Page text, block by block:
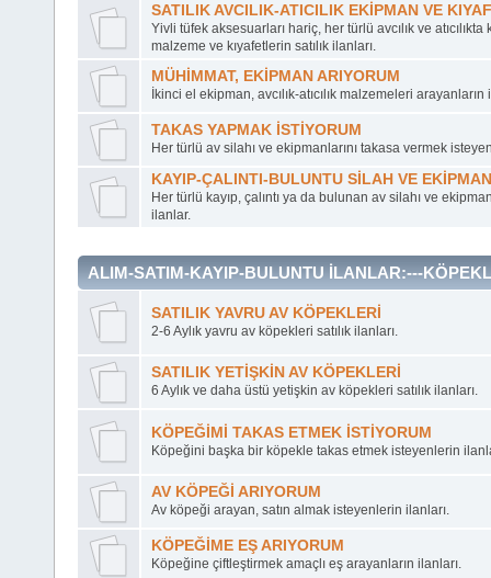
SATILIK AVCILIK-ATICILIK EKİPMAN VE
Yivli tüfek aksesuarları hariç, her türlü avcılık ve
malzeme ve kıyafetlerin satılık ilanları.
MÜHİMMAT, EKİPMAN ARIYORUM
İkinci el ekipman, avcılık-atıcılık malzemeleri arayanların
TAKAS YAPMAK İSTİYORUM
Her türlü av silahı ve ekipmanlarını takasa vermek
KAYIP-ÇALINTI-BULUNTU SİLAH VE
Her türlü kayıp, çalıntı ya da bulunan av silahı ve
ilanlar.
ALIM-SATIM-KAYIP-BULUNTU İLANLAR:---
SATILIK YAVRU AV KÖPEKLERİ
2-6 Aylık yavru av köpekleri satılık ilanları.
SATILIK YETİŞKİN AV KÖPEKLERİ
6 Aylık ve daha üstü yetişkin av köpekleri satılık ilanları.
KÖPEĞİMİ TAKAS ETMEK İSTİYORUM
Köpeğini başka bir köpekle takas etmek isteyenlerin
AV KÖPEĞİ ARIYORUM
Av köpeği arayan, satın almak isteyenlerin ilanları.
KÖPEĞİME EŞ ARIYORUM
Köpeğine çiftleştirmek amaçlı eş arayanların ilanları.